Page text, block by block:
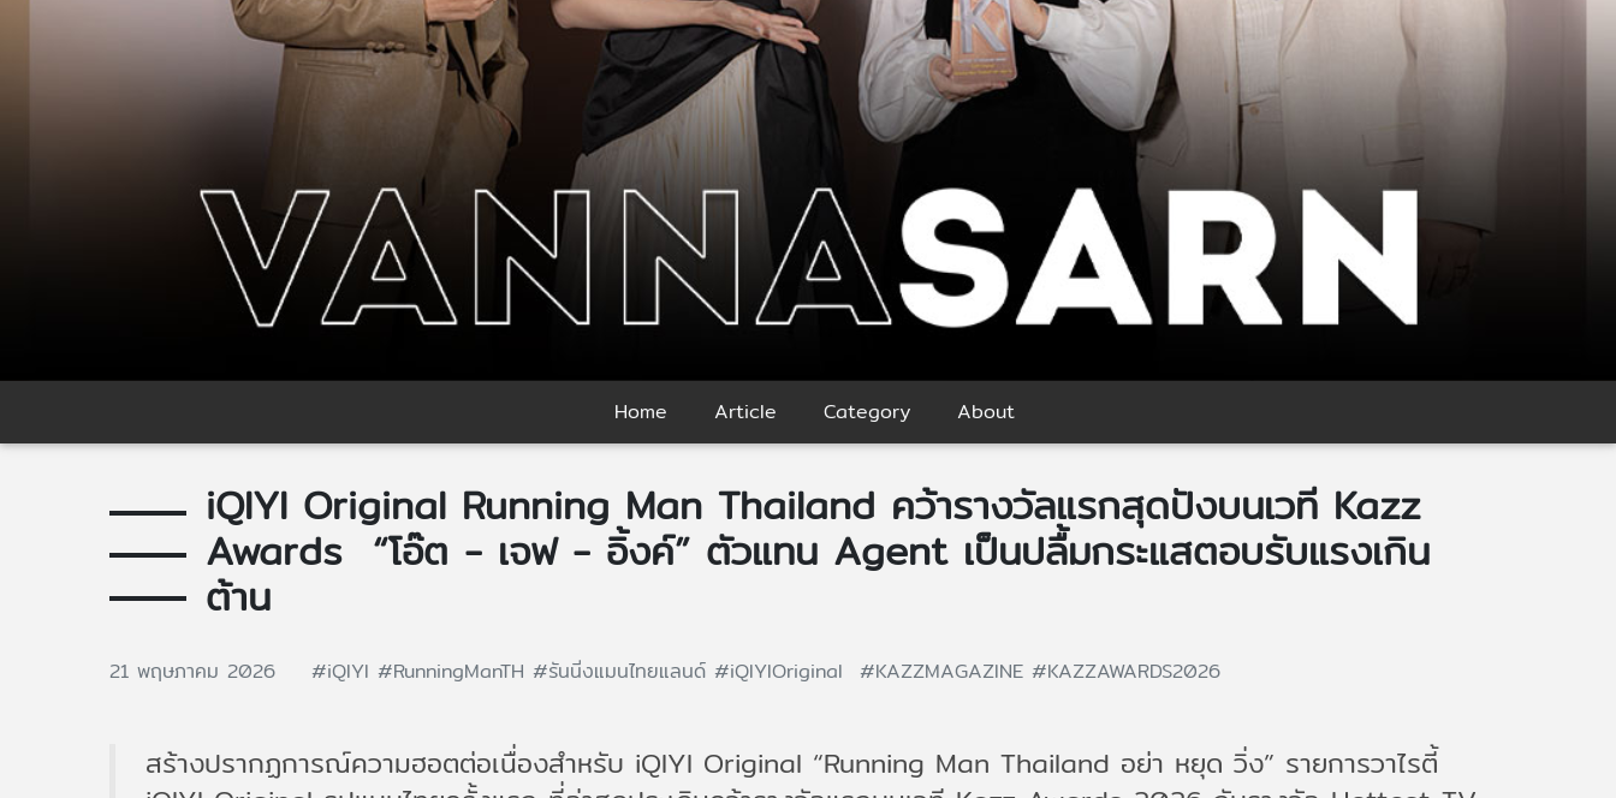
Home Article Category About
iQIYI Original Running Man Thailand คว้ารางวัลแรกสุดปังบนเวที Kazz
Awards “โอ๊ต - เจฟ - อิ้งค์” ตัวแทน Agent เป็นปลื้มกระแสตอบรับแรงเกิน
ต้าน
21 พฤษภาคม 2026 #iQIYI#RunningManTH#รันนิ่งแมนไทยแลนด์#iQIYIOriginal#KAZZMAGAZINE#KAZZAWARDS2026
สร้างปรากฏการณ์ความฮอตต่อเนื่องสำหรับ iQIYI Original “Running Man Thailand อย่า หยุด วิ่ง” รายการวาไรตี้